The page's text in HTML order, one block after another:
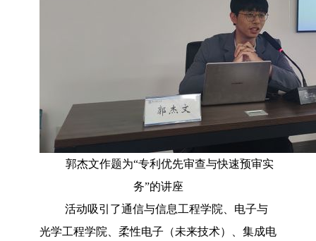
郭杰文作题为“专利优先审查与快速预审实
务”的讲座
活动吸引了通信与信息工程学院、电子与
光学工程学院、柔性电子（未来技术）、集成电